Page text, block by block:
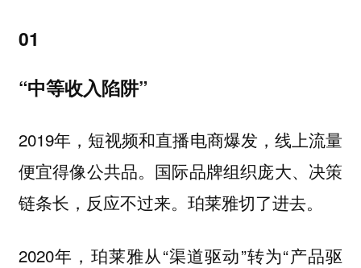
01
“中等收入陷阱”
2019年，短视频和直播电商爆发，线上流量
便宜得像公共品。国际品牌组织庞大、决策
链条长，反应不过来。珀莱雅切了进去。
2020年，珀莱雅从“渠道驱动”转为“产品驱